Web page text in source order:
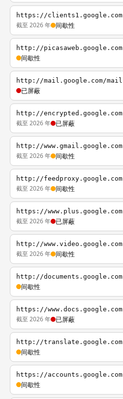
https://clients1.google.com
截至 2026 年 间歇性
http://picasaweb.google.com
间歇性
http://mail.google.com/mail
已屏蔽
http://encrypted.google.com
截至 2026 年 已屏蔽
http://www.gmail.google.com
截至 2026 年 间歇性
http://feedproxy.google.com
截至 2026 年 间歇性
https://www.plus.google.com
截至 2026 年 已屏蔽
http://www.video.google.com
截至 2026 年 间歇性
http://documents.google.com
间歇性
https://www.docs.google.com
截至 2026 年 已屏蔽
http://translate.google.com
间歇性
https://accounts.google.com
间歇性